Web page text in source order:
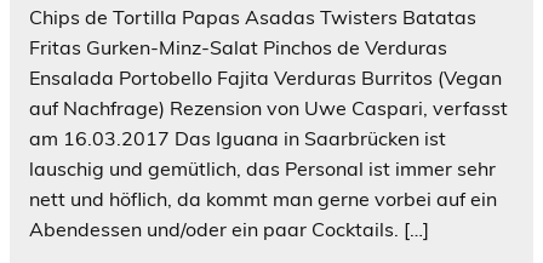
Chips de Tortilla Papas Asadas Twisters Batatas
Fritas Gurken-Minz-Salat Pinchos de Verduras
Ensalada Portobello Fajita Verduras Burritos (Vegan
auf Nachfrage) Rezension von Uwe Caspari, verfasst
am 16.03.2017 Das Iguana in Saarbrücken ist
lauschig und gemütlich, das Personal ist immer sehr
nett und höflich, da kommt man gerne vorbei auf ein
Abendessen und/oder ein paar Cocktails. […]